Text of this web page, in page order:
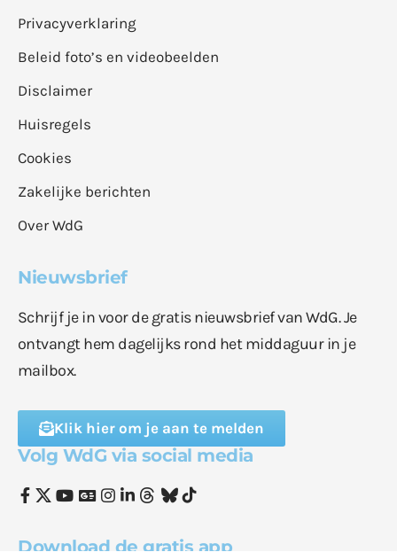
Privacyverklaring
Beleid foto’s en videobeelden
Disclaimer
Huisregels
Cookies
Zakelijke berichten
Over WdG
Nieuwsbrief
Schrijf je in voor de gratis nieuwsbrief van WdG. Je
ontvangt hem dagelijks rond het middaguur in je
mailbox.
Klik hier om je aan te melden
Volg WdG via social media
Download de gratis app